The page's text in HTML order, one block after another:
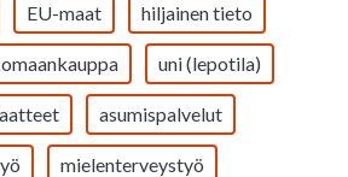
EU-maat hiljainen tieto
uni (lepotila)
asumispalvelut
mielenterveystyö